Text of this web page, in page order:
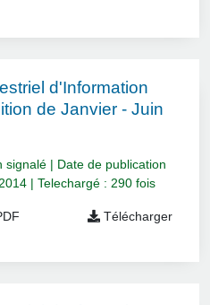
d'Information
de Janvier - Juin
signalé | Date de publication
| Telechargé : 290 fois
Télécharger